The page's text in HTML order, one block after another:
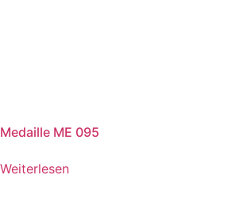
Medaille ME 095
Weiterlesen